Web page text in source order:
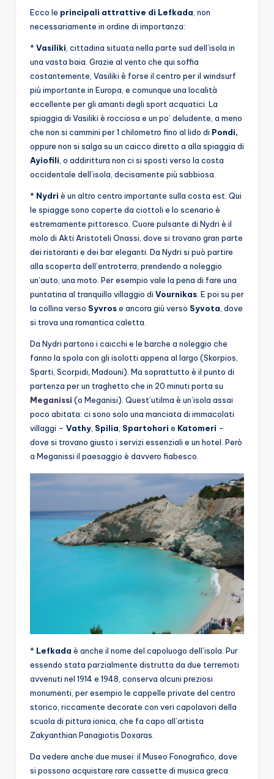
Ecco le principali attrattive di Lefkada, non
necessariamente in ordine di importanza:
* Vasiliki, cittadina situata nella parte sud dell’isola in
una vasta baia. Grazie al vento che qui soffia
costantemente, Vasiliki è forse il centro per il windsurf
più importante in Europa, e comunque una località
eccellente per gli amanti degli sport acquatici. La
spiaggia di Vasiliki è rocciosa e un po’ deludente, a meno
che non si cammini per 1 chilometro fino al lido di Pondi,
oppure non si salga su un caicco diretto a alla spiaggia di
Ayiofili, o addirittura non ci si sposti verso la costa
occidentale dell’isola, decisamente più sabbiosa.
* Nydri è un altro centro importante sulla costa est. Qui
le spiagge sono coperte da ciottoli e lo scenario è
estremamente pittoresco. Cuore pulsante di Nydri è il
molo di Akti Aristoteli Onassi, dove si trovano gran parte
dei ristoranti e dei bar eleganti. Da Nydri si può partire
alla scoperta dell’entroterra, prendendo a noleggio
un’auto, una moto. Per esempio vale la pena di fare una
puntatina al tranquillo villaggio di Vournikas. E poi su per
la collina verso Syvrose ancora giù verso Syvota, dove
si trova una romantica caletta.
Da Nydri partono i caicchi e le barche a noleggio che
fanno la spola con gli isolotti appena al largo (Skorpios,
Sparti, Scorpidi, Madouni). Ma soprattutto è il punto di
partenza per un traghetto che in 20 minuti porta su
Meganissi (o Meganisi). Quest’utilma è un’isola assai
poco abitata: ci sono solo una manciata di immacolati
villaggi – Vathy, Spilia, Spartohori e Katomeri –
dove si trovano giusto i servizi essenziali e un hotel. Però
a Meganissi il paesaggio è davvero fiabesco.
* Lefkada è anche il nome del capoluogo dell’isola. Pur
essendo stata parzialmente distrutta da due terremoti
avvenuti nel 1914 e 1948, conserva alcuni preziosi
monumenti, per esempio le cappelle private del centro
storico, riccamente decorate con veri capolavori della
scuola di pittura ionica, che fa capo all’artista
Zakyanthian Panagiotis Doxaras.
Da vedere anche due musei: il Museo Fonografico, dove
si possono acquistare rare cassette di musica greca